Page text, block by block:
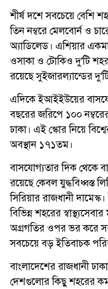
শীর্ষ দশে সবচেয়ে বেশি
তিন নম্বরে মেলবোর্ন ও
অ্যাডিলেড। এশিয়ার
ওসাকা ও টোকিও দু’টি
রয়েছে সুইজারল্যান্ডের
এদিকে ইআইইউয়ের
বছরের জরিপে ১০০
ঢাকা। এই স্কোর নিয়ে
অবস্থান ১৭১তম।
বাসযোগ্যতার দিক থেকে
রয়েছে কেবল যুদ্ধবিধ্বস্ত
সিরিয়ার রাজধানী
বিভিন্ন শহরের
অগ্রগতির ওপর ভর করে
সবচেয়ে বড় ইতিবাচক
বাংলাদেশের রাজধানী
দেশগুলোর কিছু শহরের কম